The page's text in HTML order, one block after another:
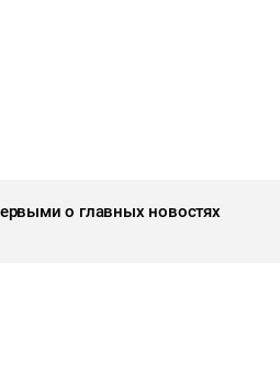
о главных новостях